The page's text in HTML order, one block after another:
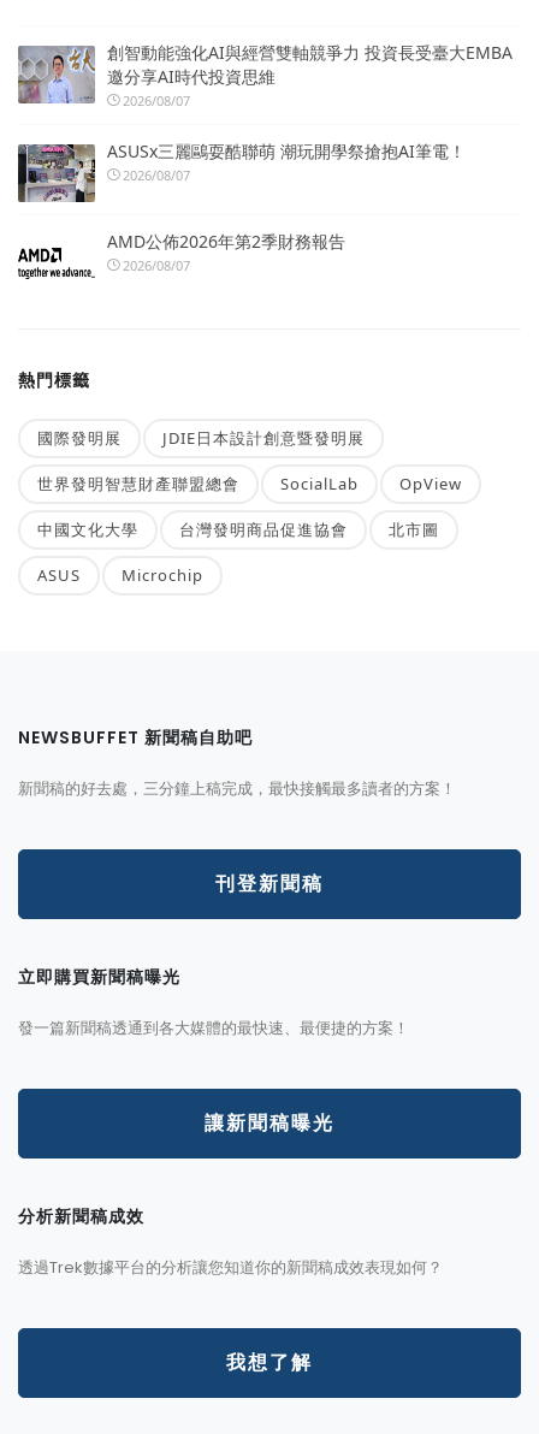
創智動能強化AI與經營雙軸競爭力 投資長受臺大EMBA
邀分享AI時代投資思維
2026/08/07
ASUSx三麗鷗耍酷聯萌 潮玩開學祭搶抱AI筆電！
2026/08/07
AMD公佈2026年第2季財務報告
2026/08/07
熱門標籤
國際發明展 JDIE日本設計創意暨發明展
世界發明智慧財產聯盟總會 SocialLab OpView
中國文化大學 台灣發明商品促進協會 北市圖
ASUS Microchip
NEWSBUFFET 新聞稿自助吧
新聞稿的好去處，三分鐘上稿完成，最快接觸最多讀者的方案！
刊登新聞稿
立即購買新聞稿曝光
發一篇新聞稿透通到各大媒體的最快速、最便捷的方案！
讓新聞稿曝光
分析新聞稿成效
透過Trek數據平台的分析讓您知道你的新聞稿成效表現如何？
我想了解